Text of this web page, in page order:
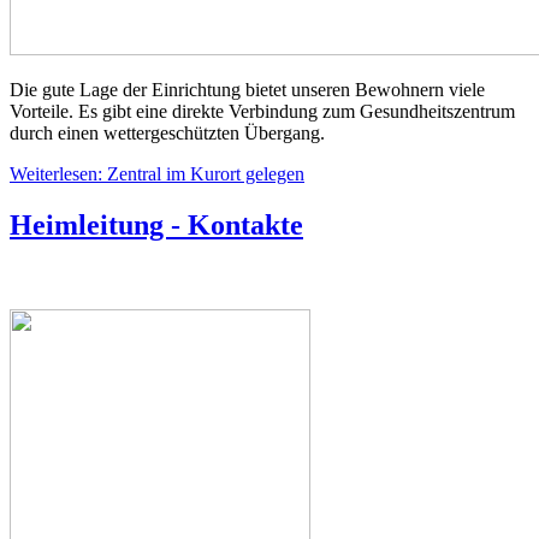
Die gute Lage der Einrichtung bietet unseren Bewohnern viele
Vorteile. Es gibt eine direkte Verbindung zum Gesundheitszentrum
durch einen wettergeschützten Übergang.
Weiterlesen: Zentral im Kurort gelegen
Heimleitung - Kontakte